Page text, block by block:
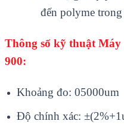
đến polyme trong
Thông số kỹ thuật
900:
Khoảng đo: 05000um
Độ chính xác: